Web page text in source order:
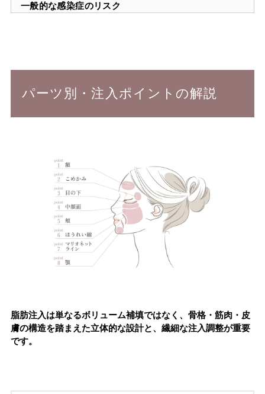
一般的な感染症のリスク
パーツ別・注入ポイントの解説
脂肪注入は単なるボリューム補填ではなく、骨格・筋肉・皮
膚の構造を踏まえた立体的な設計と、繊細な注入調整が重要
です。